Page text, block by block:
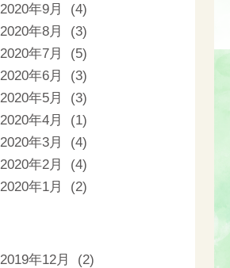
2020年9月 (4)
2020年8月 (3)
2020年7月 (5)
2020年6月 (3)
2020年5月 (3)
2020年4月 (1)
2020年3月 (4)
2020年2月 (4)
2020年1月 (2)
2019年12月 (2)